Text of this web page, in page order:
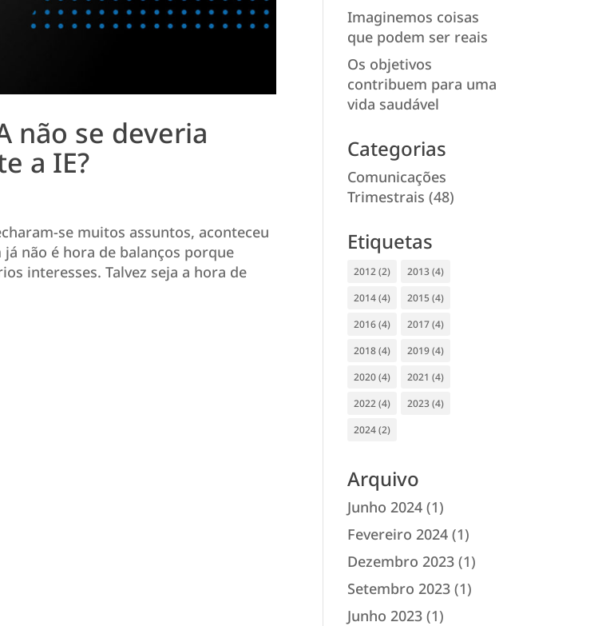
não se deveria
a IE?
se muitos assuntos, aconteceu
não é hora de balanços porque
interesses. Talvez seja a hora de
Imaginemos coisas
que podem ser reais
Os objetivos
contribuem para uma
vida saudável
Categorias
Comunicações
Trimestrais (48)
Etiquetas
2012(2) 2013(4)
2014(4) 2015(4)
2016(4) 2017(4)
2018(4) 2019(4)
2020(4) 2021 (4)
2022(4) 2023(4)
2024(2)
Arquivo
Junho 2024 (1)
Fevereiro 2024 (1)
Dezembro 2023 (1)
Setembro 2023 (1)
Junho 2023 (1)